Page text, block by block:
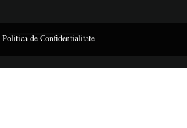
Politica de Confidentialitate